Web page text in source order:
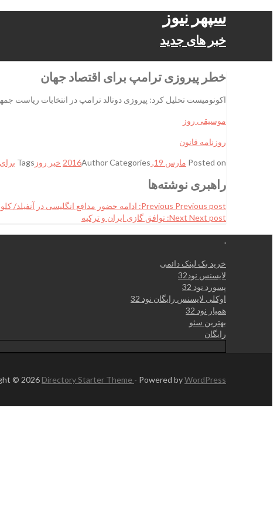
سپهر نیوز
خبر های جدید
خطر پیروزی ترامپ برای اقتصاد جهان
اکونومیست تحلیل کرد: پیروزی دونالد ترامپ در انتخابات ریاست
موسیقی روز
روزنامه قانون
Posted on مارس 19, 2016 AuthorCategories خبر روز Tags برای
راهبری نوشته‌ها
Previous Previous post:
ادامه حضور مدافع انگلیسی در آنفیلد/
Next Next post: توافق گازی ایران و ترکیه
.
خرید بک لینک دائمی
لایسنس نود32
پسورد نود 32
اوکلی لایسنس رایگان نود 32
همیار نود 32
بهترین سئو
رایگان
© 2026 Directory Starter Theme - Powered byWordPress